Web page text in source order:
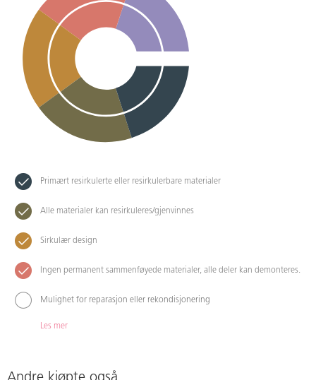
Primært resirkulerte eller resirkulerbare materialer
Alle materialer kan resirkuleres/gjenvinnes
Sirkulær design
Ingen permanent sammenføyede materialer, alle deler kan demonteres.
Mulighet for reparasjon eller rekondisjonering
Les mer